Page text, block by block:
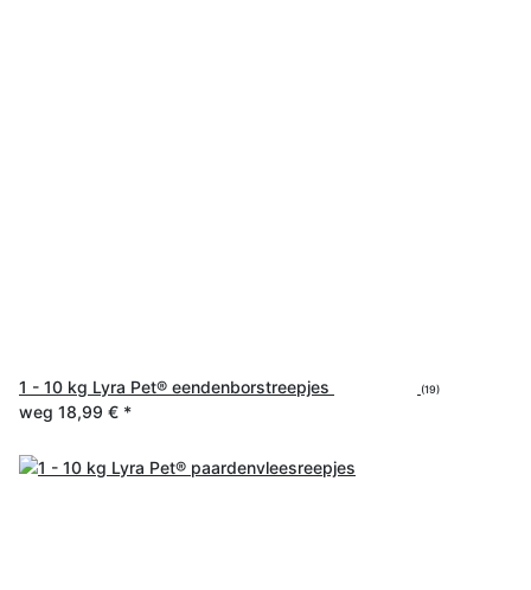
1 - 10 kg Lyra Pet® eendenborstreepjes (19)
weg 18,99 € *